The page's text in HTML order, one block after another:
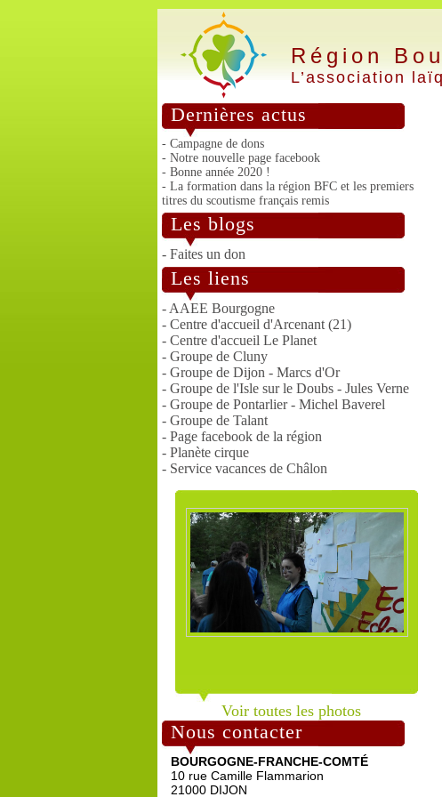
Région
L’association
Dernières actus
- Campagne de dons
- Notre nouvelle page facebook
- Bonne année 2020 !
- La formation dans la région BFC et les premiers
titres du scoutisme français remis
Les blogs
- Faites un don
Les liens
- AAEE Bourgogne
- Centre d'accueil d'Arcenant (21)
- Centre d'accueil Le Planet
- Groupe de Cluny
- Groupe de Dijon - Marcs d'Or
- Groupe de l'Isle sur le Doubs - Jules Verne
- Groupe de Pontarlier - Michel Baverel
- Groupe de Talant
- Page facebook de la région
- Planète cirque
- Service vacances de Châlon
Voir toutes les photos
Nous contacter
BOURGOGNE-FRANCHE-COMTÉ
10 rue Camille Flammarion
21000 DIJON